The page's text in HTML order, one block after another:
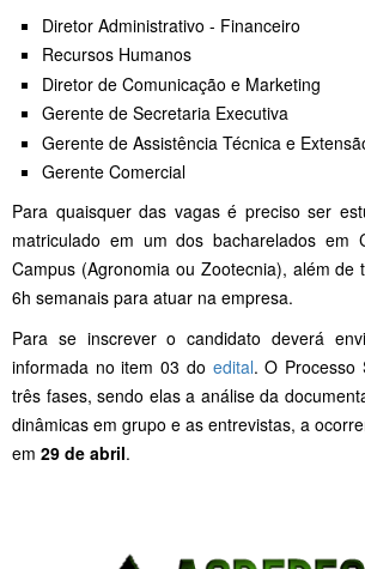
Diretor Administrativo - Financeiro
Recursos Humanos
Diretor de Comunicação e Marketing
Gerente de Secretaria Executiva
Gerente de Assistência Técnica e
Gerente Comercial
Para quaisquer das vagas é preciso ser
matriculado em um dos bacharelados em
Campus (Agronomia ou Zootecnia), além de
6h semanais para atuar na empresa.
Para se inscrever o candidato deverá
informada no item 03 do edital. O Processo
três fases, sendo elas a análise da
dinâmicas em grupo e as entrevistas, a
em 29 de abril.